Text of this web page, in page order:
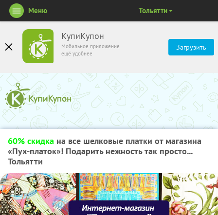
КупиКупон
Мобильное приложение
ещё удобнее
Загрузить
Меню Тольятти
60% скидка на все шелковые платки от магазина
«Пух-платок»! Подарить нежность так просто...
Тольятти